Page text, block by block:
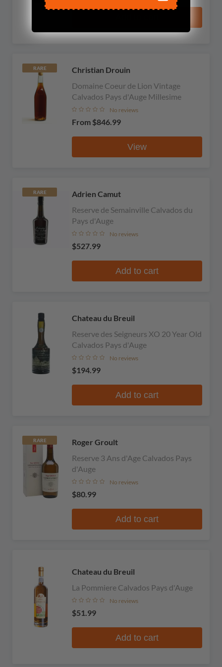
RARE
Christian Drouin
Domaine Coeur de Lion Vintage
Calvados Pays d'Auge Millesime
No reviews
From $846.99
View
RARE
Adrien Camut
Reserve de Semainville Calvados du
Pays d'Auge
No reviews
$527.99
Add to cart
Chateau du Breuil
Reserve des Seigneurs XO 20 Year Old
Calvados Pays d'Auge
No reviews
$194.99
Add to cart
RARE
Roger Groult
Reserve 3 Ans d'Age Calvados Pays
d'Auge
No reviews
$80.99
Add to cart
Chateau du Breuil
La Pommiere Calvados Pays d'Auge
No reviews
$51.99
Add to cart